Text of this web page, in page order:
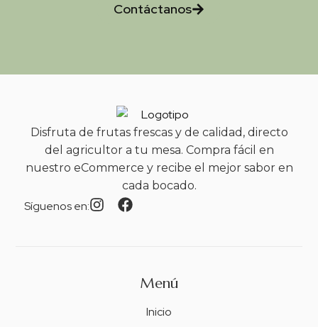
Contáctanos
Disfruta de frutas frescas y de calidad, directo
del agricultor a tu mesa. Compra fácil en
nuestro eCommerce y recibe el mejor sabor en
cada bocado.
Síguenos en:
Menú
Inicio